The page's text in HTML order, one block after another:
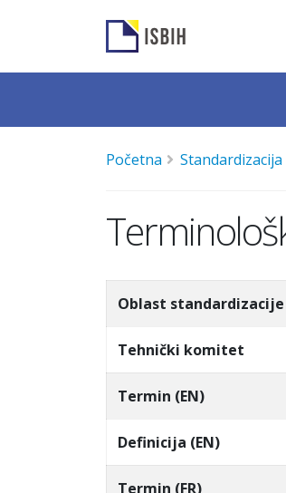
Početna Standardizacija
Oblast standardizacije
Tehnički komitet
Termin (EN)
Definicija (EN)
Termin (FR)